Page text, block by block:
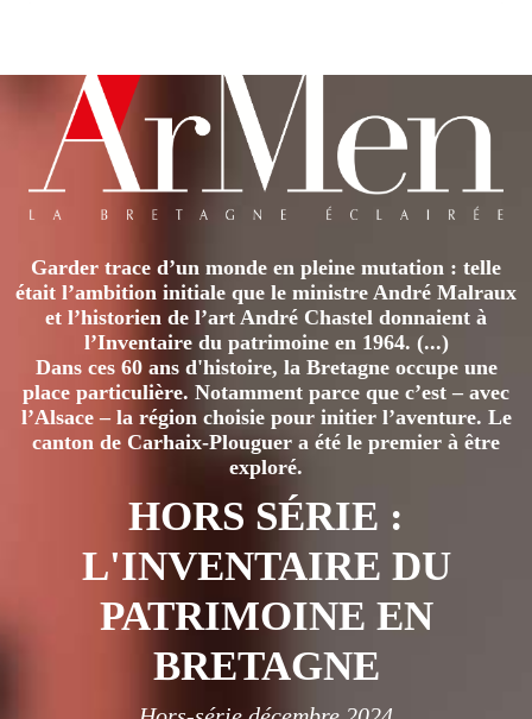
Garder trace d’un monde en pleine mutation : telle
était l’ambition initiale que le ministre André Malraux
et l’historien de l’art André Chastel donnaient à
l’Inventaire du patrimoine en 1964. (...)
Dans ces 60 ans d'histoire, la Bretagne occupe une
place particulière. Notamment parce que c’est – avec
l’Alsace – la région choisie pour initier l’aventure. Le
canton de Carhaix-Plouguer a été le premier à être
exploré.
HORS SÉRIE :
L'INVENTAIRE DU
PATRIMOINE EN
BRETAGNE